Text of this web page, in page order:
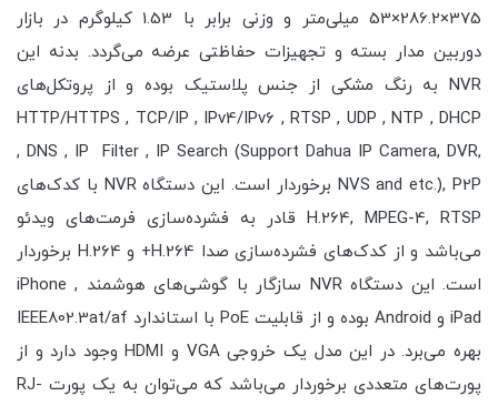
375×286.2×53 میلی‌متر و وزنی برابر با 1.53 کیلوگرم در بازار
دوربین مدار بسته و تجهیزات حفاظتی عرضه می‌گردد. بدنه این
NVR به رنگ مشکی از جنس پلاستیک بوده و از پروتکل‌های
HTTP/HTTPS , TCP/IP , IPv4/IPv6 , RTSP , UDP , NTP , DHCP
, DNS , IP Filter , IP Search (Support Dahua IP Camera, DVR,
NVS and etc.), P2P برخوردار است. این دستگاه NVR با کدک‌های
H.264, MPEG-4, RTSP قادر به فشرده‌سازی فرمت‌های ویدئو
می‌باشد و از کدک‌های فشرده‌سازی صدا H.264+ و H.264 برخوردار
است. این دستگاه NVR سازگار با گوشی‌های هوشمند iPhone ,
iPad و Android بوده و از قابلیت PoE با استاندارد IEEE802.3at/af
بهره می‌برد. در این مدل یک خروجی VGA و HDMI وجود دارد و از
پورت‌های متعددی برخوردار می‌باشد که می‌توان به یک پورت RJ-